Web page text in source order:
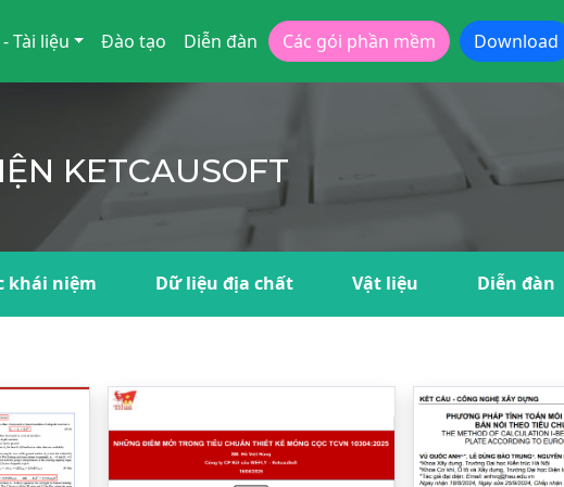
Tài liệu Đào tạo Diễn đàn Các gói phần mềm Download
KETCAUSOFT
khái niệm Dữ liệu địa chất Vật liệu Diễn đàn